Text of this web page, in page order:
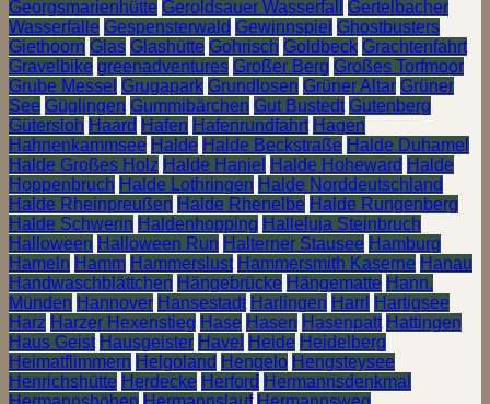
Georgsmarienhütte Geroldsauer Wasserfall
Gertelbacher
Wasserfälle Gespensterwald Gewinnspiel Ghostbusters
Giethoorn Glas Glashütte Gohrisch Goldbeck Grachtenfahrt
Gravelbike greenadventures Großer Berg Großes Torfmoor
Grube Messel Grugapark Grundlosen Grüner Altar Grüner
See Güglingen Gummibärchen Gut Bustedt Gutenberg
Gütersloh Haard Hafen Hafenrundfahrt Hagen
Hahnenkammsee Halde Halde Beckstraße Halde Duhamel
Halde Großes Holz Halde Haniel Halde Hoheward Halde
Hoppenbruch Halde Lothringen Halde Norddeutschland
Halde Rheinpreußen Halde Rhenelbe Halde Rungenberg
Halde Schwerin Haldenhopping Halleluja Steinbruch
Halloween Halloween Run Halterner Stausee Hamburg
Hameln Hamm Hammerslust Hammersmith Kaserne Hanau
Handwaschblättchen Hängebrücke Hängematte Hann.
Münden Hannover Hansestadt Harlingen Harrl Hartigsee
Harz Harzer Hexenstieg Hase Hasen Hasenpatt Hattingen
Haus Geist Hausgeister Havel Heide Heidelberg
Heimatflimmern Helgoland Hengelo Hengsteysee
Henrichshütte Herdecke Herford Hermannsdenkmal